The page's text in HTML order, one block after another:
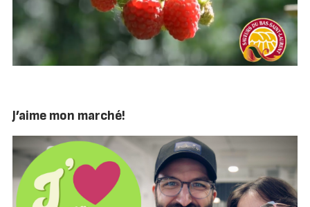
J’aime mon marché!